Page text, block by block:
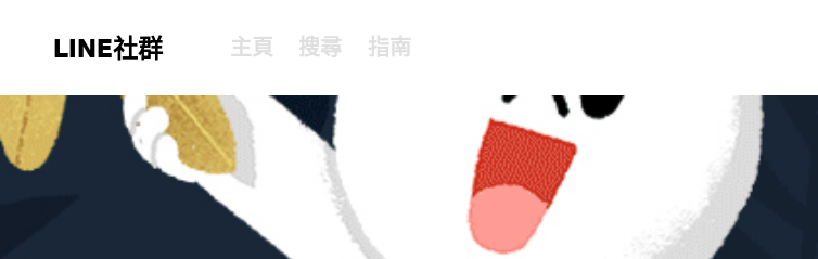
LINE社群 主頁 搜尋 指南